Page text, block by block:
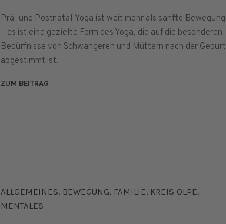
Prä- und Postnatal-Yoga ist weit mehr als sanfte Bewegung
– es ist eine gezielte Form des Yoga, die auf die besonderen
Bedürfnisse von Schwangeren und Müttern nach der Geburt
abgestimmt ist.
ZUM BEITRAG
ALLGEMEINES, BEWEGUNG, FAMILIE, KREIS OLPE,
MENTALES